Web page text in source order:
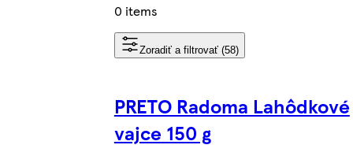
0 items
Zoradiť a filtrovať (58)
PRETO Radoma Lahôdkové
vajce 150 g